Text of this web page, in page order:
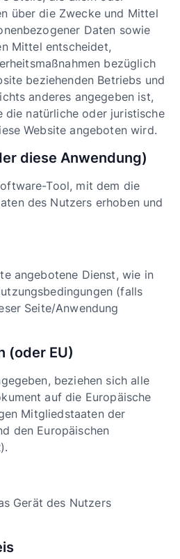
über die Zwecke und Mittel
Daten sowie
Mittel entscheidet,
bezüglich
beziehenden Betriebs und
anderes angegeben ist,
die natürliche oder juristische
Website angeboten wird.
diese Anwendung)
Tool, mit dem die
des Nutzers erhoben und
angebotene Dienst, wie in
(falls
Seite/Anwendung
(oder EU)
beziehen sich alle
auf die Europäische
Mitgliedstaaten der
den Europäischen
Gerät des Nutzers